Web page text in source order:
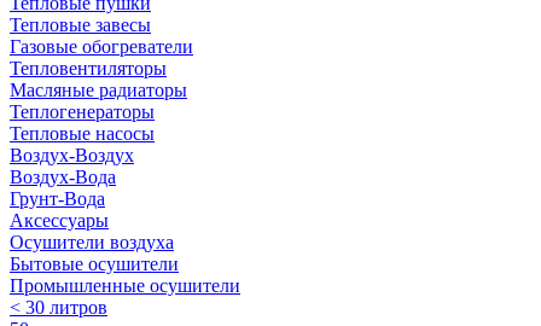
Тепловые завесы
Газовые обогреватели
Тепловентиляторы
Масляные радиаторы
Теплогенераторы
Тепловые насосы
Воздух-Воздух
Воздух-Вода
Грунт-Вода
Аксессуары
Осушители воздуха
Бытовые осушители
Промышленные осушители
< 30 литров